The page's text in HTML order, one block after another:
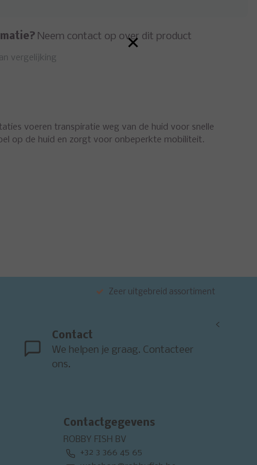
Neem contact op over dit product
vergelijking
voeren transpiratie weg van de huid voor snelle
op de huid en zorgt voor onbeperkte mobiliteit.
Zeer uitgebreid assortiment
Contact
We helpen je graag. Contacteer
ons.
<
Contactgegevens
ROBBY FISH BV
+32 3 366 45 65
×